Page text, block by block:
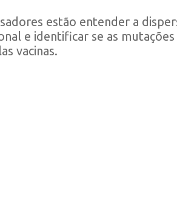
estão entender a
e identificar se as
vacinas.